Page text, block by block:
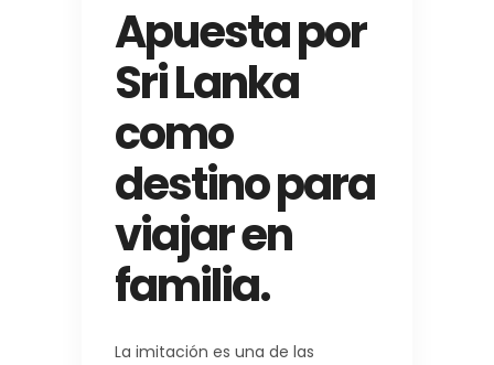
Apuesta por
Sri Lanka
como
destino para
viajar en
familia.
La imitación es una de las